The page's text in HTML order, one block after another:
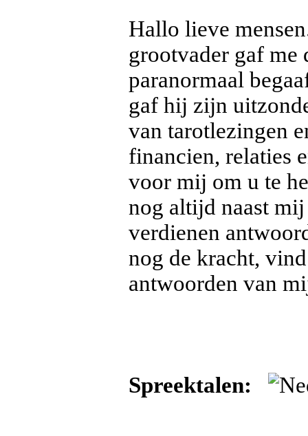
Hallo lieve
grootvader gaf me
paranormaal
gaf hij zijn
van tarotlezingen
financien, relaties
voor mij om u te
nog altijd naast
verdienen
nog de kracht,
antwoorden van
Spreektalen: